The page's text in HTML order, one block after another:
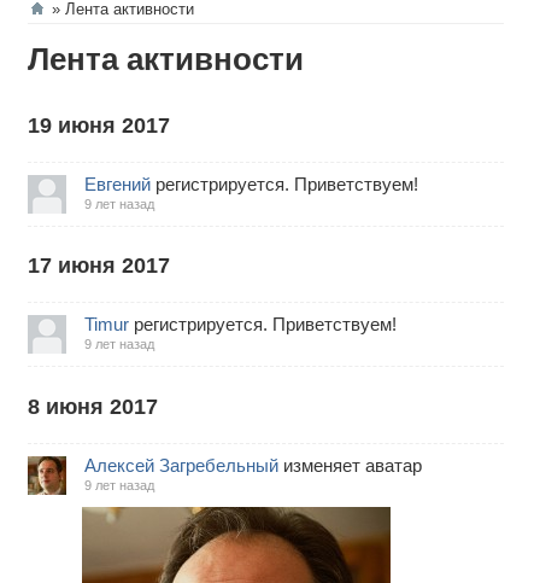
Лента активности
Лента активности
19 июня 2017
Евгенийрегистрируется. Приветствуем!
9 лет назад
17 июня 2017
Timurрегистрируется. Приветствуем!
9 лет назад
8 июня 2017
Алексей Загребельныйизменяет аватар
9 лет назад